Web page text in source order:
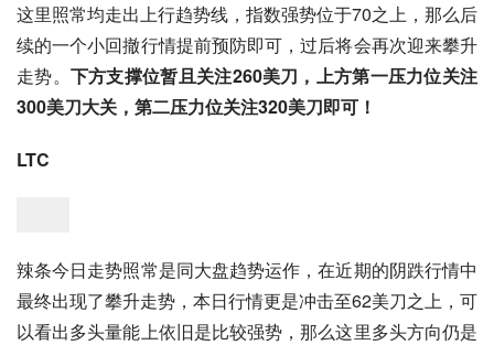
这里照常均走出上行趋势线，指数强势位于70之上，那么后
续的一个小回撤行情提前预防即可，过后将会再次迎来攀升
走势。 下方支撑位暂且关注260美刀，上方第一压力位关注
300美刀大关，第二压力位关注320美刀即可！
LTC
辣条今日走势照常是同大盘趋势运作，在近期的阴跌行情中
最终出现了攀升走势，本日行情更是冲击至62美刀之上，可
以看出多头量能上依旧是比较强势，那么这里多头方向仍是